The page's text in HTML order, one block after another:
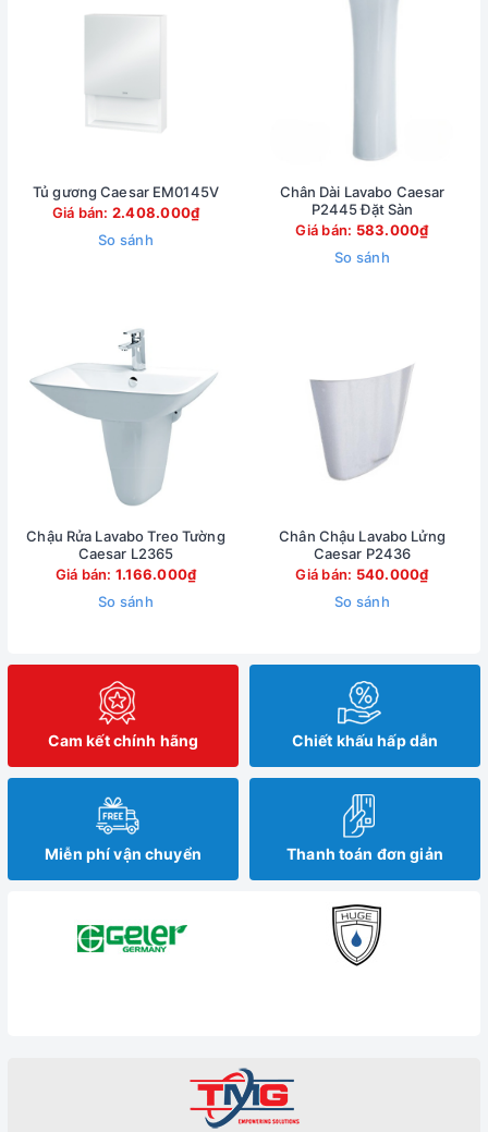
Tủ gương Caesar EM0145V
Giá bán: 2.408.000₫
So sánh
Chân Dài Lavabo Caesar
P2445 Đặt Sàn
Giá bán: 583.000₫
So sánh
Chậu Rửa Lavabo Treo Tường
Caesar L2365
Giá bán: 1.166.000₫
So sánh
Chân Chậu Lavabo Lửng
Caesar P2436
Giá bán: 540.000₫
So sánh
Cam kết chính hãng Chiết khấu hấp dẫn
Miễn phí vận chuyển Thanh toán đơn giản